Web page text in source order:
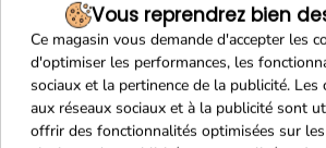
Vous reprendrez bien
Ce magasin vous demande d'accepter les
d'optimiser les performances, les
sociaux et la pertinence de la publicité. Les
aux réseaux sociaux et à la publicité sont
offrir des fonctionnalités optimisées sur les